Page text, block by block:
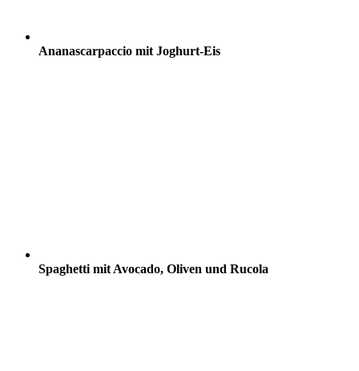
Ananascarpaccio mit Joghurt-Eis
Spaghetti mit Avocado, Oliven und Rucola